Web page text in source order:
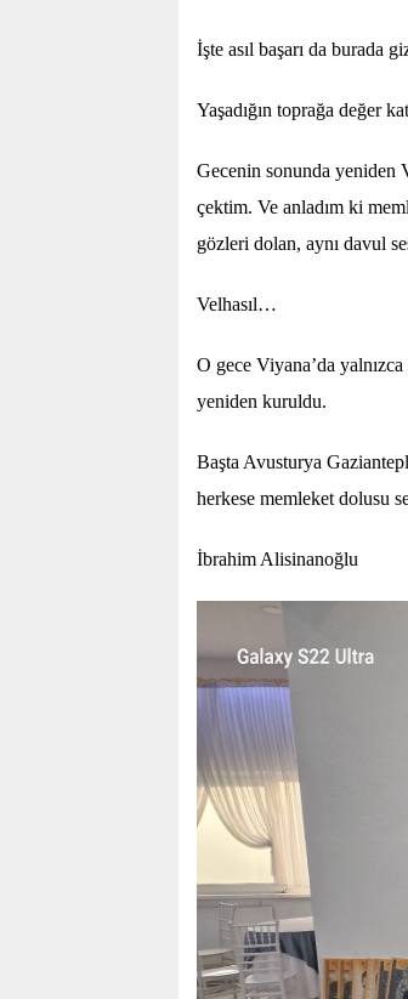
İşte asıl başarı da burada
Yaşadığın toprağa değer
Gecenin sonunda yeniden
çektim. Ve anladım ki
gözleri dolan, aynı davul
Velhasıl…
O gece Viyana’da
yeniden kuruldu.
Başta Avusturya
herkese memleket dolusu
İbrahim Alisinanoğlu